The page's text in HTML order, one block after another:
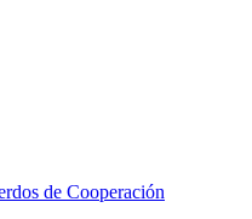
de Cooperación